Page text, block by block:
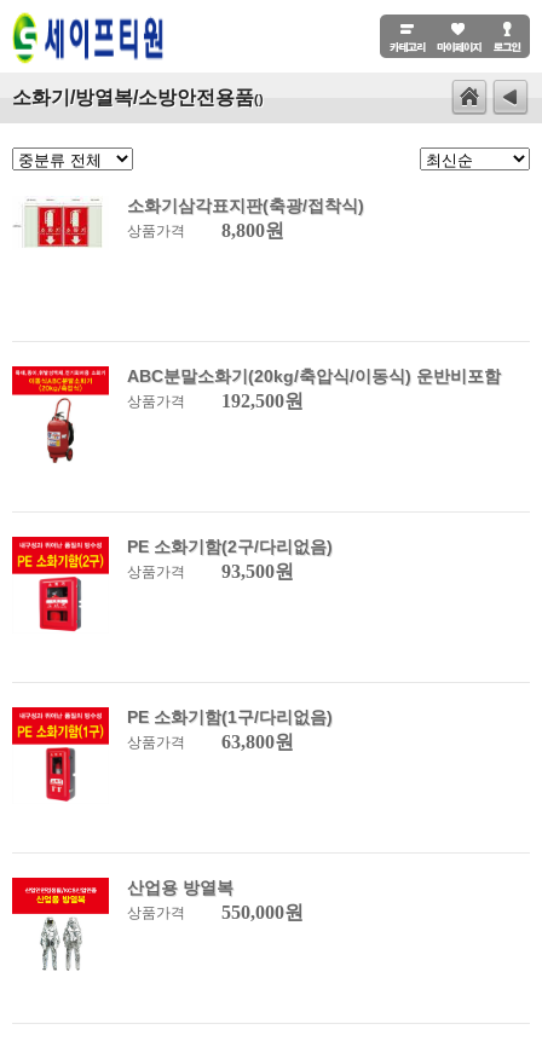
소화기/방열복/소방안전용품()
소화기삼각표지판(축광/접착식)
상품가격 8,800원
ABC분말소화기(20kg/축압식/이동식) 운반비포함
상품가격 192,500원
PE 소화기함(2구/다리없음)
상품가격 93,500원
PE 소화기함(1구/다리없음)
상품가격 63,800원
산업용 방열복
상품가격 550,000원